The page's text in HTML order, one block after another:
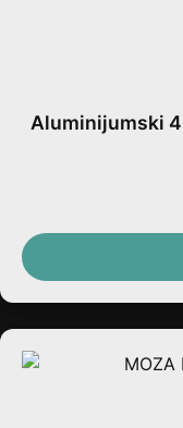
Aluminijumski